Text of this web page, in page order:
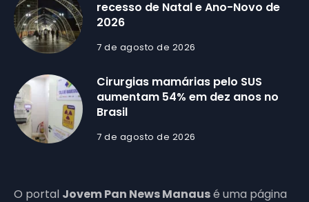
recesso de Natal e Ano-Novo de
2026
7 de agosto de 2026
Cirurgias mamárias pelo SUS
aumentam 54% em dez anos no
Brasil
7 de agosto de 2026
O portal Jovem Pan News Manausé uma página